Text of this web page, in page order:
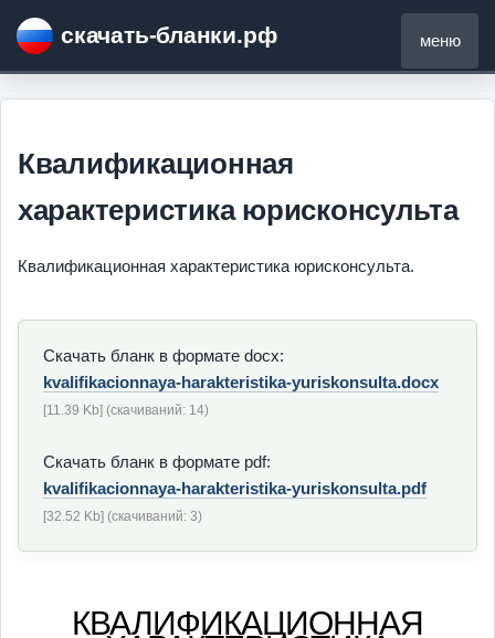
скачать-бланки.рф
Квалификационная
характеристика юрисконсульта
Квалификационная характеристика юрисконсульта.
Скачать бланк в формате docx:
kvalifikacionnaya-harakteristika-yuriskonsulta.docx
[11.39 Kb] (cкачиваний: 14)
Скачать бланк в формате pdf:
kvalifikacionnaya-harakteristika-yuriskonsulta.pdf
[32.52 Kb] (cкачиваний: 3)
КВАЛИФИКАЦИОННАЯ
меню